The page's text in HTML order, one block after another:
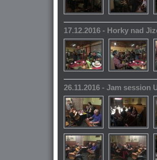
17.12.2016 - Horky nad
26.11.2016 - Jam session